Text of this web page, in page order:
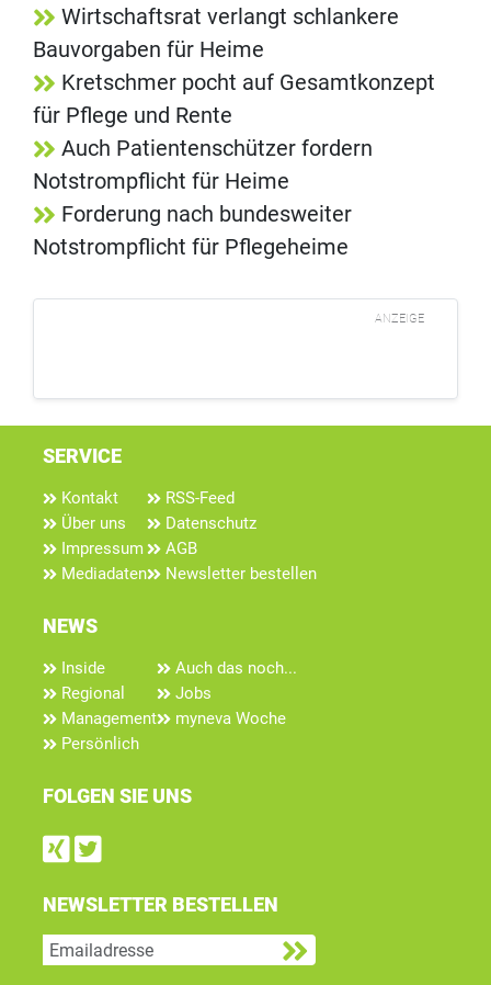
Wirtschaftsrat verlangt schlankere
Bauvorgaben für Heime
Kretschmer pocht auf Gesamtkonzept
für Pflege und Rente
Auch Patientenschützer fordern
Notstrompflicht für Heime
Forderung nach bundesweiter
Notstrompflicht für Pflegeheime
ANZEIGE
SERVICE
Kontakt
Über uns
Impressum
Mediadaten
RSS-Feed
Datenschutz
AGB
Newsletter bestellen
NEWS
Inside
Regional
Management
Persönlich
Auch das noch...
Jobs
myneva Woche
FOLGEN SIE UNS
Find us on Xing
Follow us on Twitter
NEWSLETTER BESTELLEN